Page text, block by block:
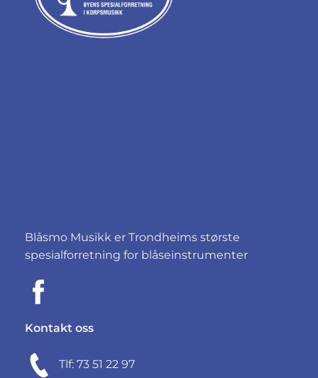
Blåsmo Musikk er Trondheims største
spesialforretning for blåseinstrumenter
Kontakt oss
Tlf: 73 51 22 97